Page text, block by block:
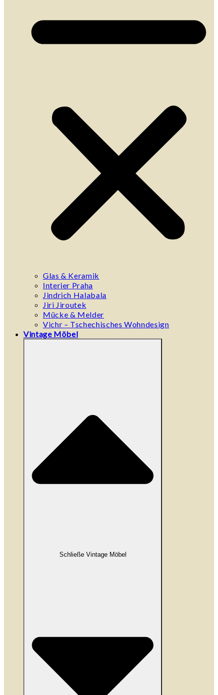
Glas & Keramik
Interier Praha
Jindrich Halabala
Jiri Jiroutek
Mücke & Melder
Vichr – Tschechisches Wohndesign
Vintage Möbel
Schließe Vintage Möbel